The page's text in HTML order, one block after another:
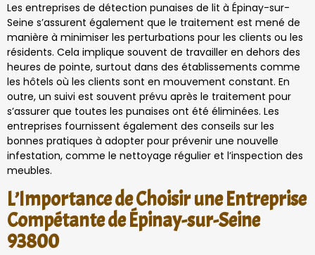
Les entreprises de détection punaises de lit à Épinay-sur-
Seine s’assurent également que le traitement est mené de
manière à minimiser les perturbations pour les clients ou les
résidents. Cela implique souvent de travailler en dehors des
heures de pointe, surtout dans des établissements comme
les hôtels où les clients sont en mouvement constant. En
outre, un suivi est souvent prévu après le traitement pour
s’assurer que toutes les punaises ont été éliminées. Les
entreprises fournissent également des conseils sur les
bonnes pratiques à adopter pour prévenir une nouvelle
infestation, comme le nettoyage régulier et l’inspection des
meubles.
L’Importance de Choisir une Entreprise
Compétante de Épinay-sur-Seine
93800